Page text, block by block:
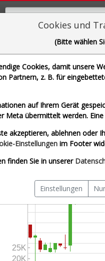
Viscom SE
| WKN 784686 | ISIN
Cookies und
(Bitte wählen
Cookies, damit unsere
Partnern, z. B. für
auf Ihrem Gerät
Meta übermittelt werden.
akzeptieren, ablehnen oder
Einstellungen im Footer
finden Sie in unserer
Einstellungen